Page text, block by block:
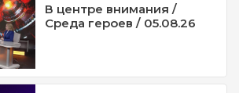
В центре внимания /
Среда героев / 05.08.26